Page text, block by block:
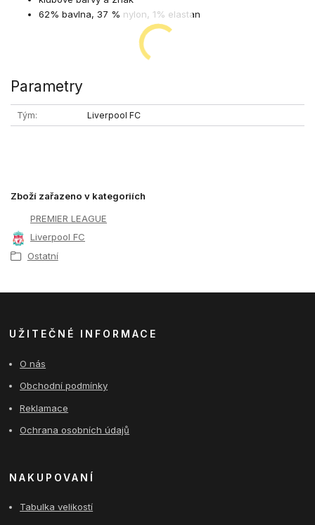
62% bavlna, 37 % nylon, 1% elastan
Parametry
Tým Liverpool FC
Zboží zařazeno v kategoriích
PREMIER LEAGUE
Liverpool FC
Ostatní
UŽITEČNÉ INFORMACE
O nás
Obchodní podmínky
Reklamace
Ochrana osobních údajů
NAKUPOVANÍ
Tabulka velikostí